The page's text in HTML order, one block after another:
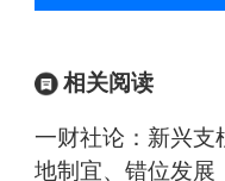
相关阅读
一财社论：新兴支
地制宜、错位发展